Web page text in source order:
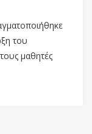
του
μαθητές